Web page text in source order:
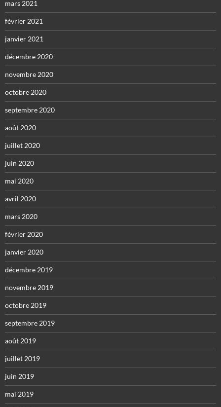
mars 2021
février 2021
janvier 2021
décembre 2020
novembre 2020
octobre 2020
septembre 2020
août 2020
juillet 2020
juin 2020
mai 2020
avril 2020
mars 2020
février 2020
janvier 2020
décembre 2019
novembre 2019
octobre 2019
septembre 2019
août 2019
juillet 2019
juin 2019
mai 2019